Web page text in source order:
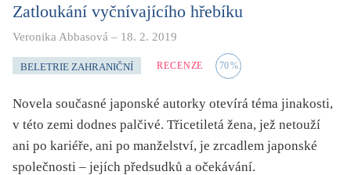
Zatloukání vyčnívajícího hřebíku
Veronika Abbasová – 18. 2. 2019
BELETRIE ZAHRANIČNÍ RECENZE 70%
Novela současné japonské autorky otevírá téma jinakosti,
v této zemi dodnes palčivé. Třicetiletá žena, jež netouží
ani po kariéře, ani po manželství, je zrcadlem japonské
společnosti – jejích předsudků a očekávání.